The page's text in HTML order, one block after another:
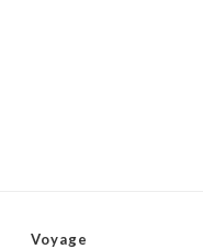
Voyage